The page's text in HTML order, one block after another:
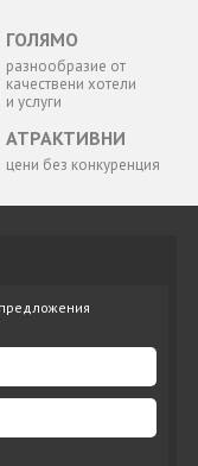
ГОЛЯМО
разнообразие от
качествени хотели
и услуги
АТРАКТИВНИ
цени без конкуренция